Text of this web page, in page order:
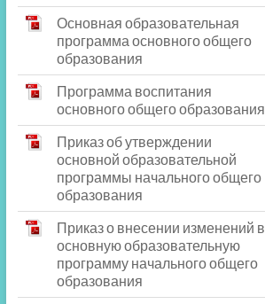
Основная образовательная
программа основного общего
образования
Программа воспитания
основного общего образования
Приказ об утверждении
основной образовательной
программы начального общего
образования
Приказ о внесении изменений в
основную образовательную
программу начального общего
образования